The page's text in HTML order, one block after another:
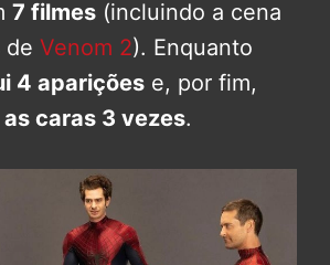
7 filmes (incluindo a cena
de Venom 2). Enquanto
4 aparições e, por fim,
caras 3 vezes.